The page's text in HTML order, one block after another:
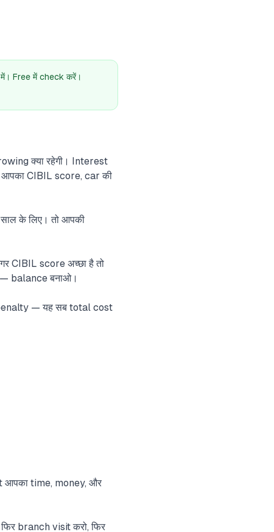
Free में check करें।
क्या रहेगी। Interest
आपका CIBIL score, car की
के लिए। तो आपकी
CIBIL score अच्छा है तो
balance बनाओ।
— यह सब total cost
आपका time, money, और
branch visit करो, फिर